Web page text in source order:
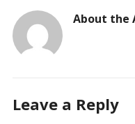
About the
Leave a Reply